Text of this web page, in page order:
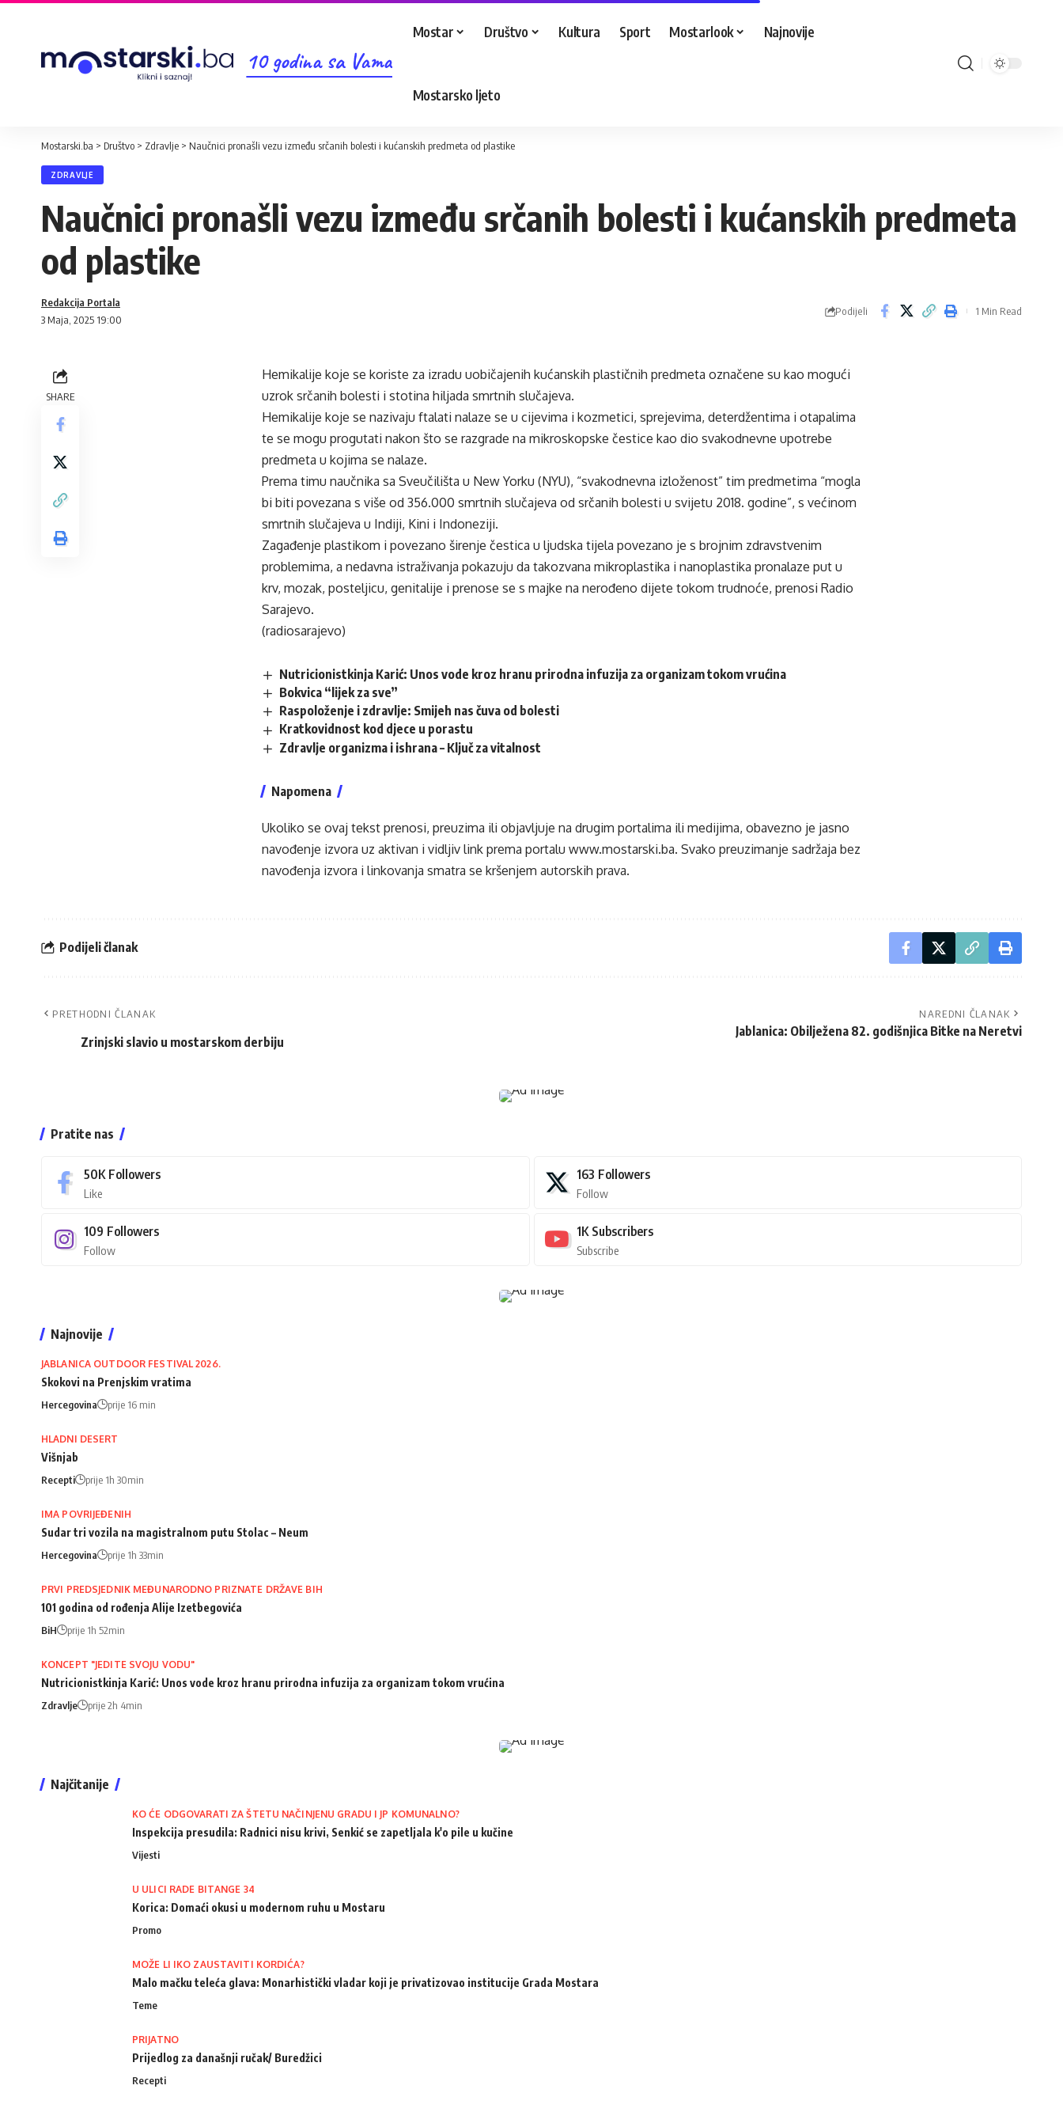
10 godina sa Vama
Mostar Društvo Kultura Sport Mostarlook Najnovije
Mostarsko ljeto
Mostarski.ba > Društvo > Zdravlje > Naučnici pronašli vezu između srčanih bolesti i kućanskih predmeta od plastike
ZDRAVLJE
Naučnici pronašli vezu između srčanih bolesti i kućanskih predmeta
od plastike
3 Maja, 2025 19:00
Redakcija Portala
Podijeli 1 Min Read
SHARE
Hemikalije koje se koriste za izradu uobičajenih kućanskih plastičnih predmeta označene su kao mogući
uzrok srčanih bolesti i stotina hiljada smrtnih slučajeva.
Hemikalije koje se nazivaju ftalati nalaze se u cijevima i kozmetici, sprejevima, deterdžentima i otapalima
te se mogu progutati nakon što se razgrade na mikroskopske čestice kao dio svakodnevne upotrebe
predmeta u kojima se nalaze.
Prema timu naučnika sa Sveučilišta u New Yorku (NYU), “svakodnevna izloženost” tim predmetima “mogla
bi biti povezana s više od 356.000 smrtnih slučajeva od srčanih bolesti u svijetu 2018. godine”, s većinom
smrtnih slučajeva u Indiji, Kini i Indoneziji.
Zagađenje plastikom i povezano širenje čestica u ljudska tijela povezano je s brojnim zdravstvenim
problemima, a nedavna istraživanja pokazuju da takozvana mikroplastika i nanoplastika pronalaze put u
krv, mozak, posteljicu, genitalije i prenose se s majke na nerođeno dijete tokom trudnoće, prenosi Radio
Sarajevo.
(radiosarajevo)
Nutricionistkinja Karić: Unos vode kroz hranu prirodna infuzija za organizam tokom vrućina
Bokvica “lijek za sve”
Raspoloženje i zdravlje: Smijeh nas čuva od bolesti
Kratkovidnost kod djece u porastu
Zdravlje organizma i ishrana – Ključ za vitalnost
Napomena
Ukoliko se ovaj tekst prenosi, preuzima ili objavljuje na drugim portalima ili medijima, obavezno je jasno
navođenje izvora uz aktivan i vidljiv link prema portalu www.mostarski.ba. Svako preuzimanje sadržaja bez
navođenja izvora i linkovanja smatra se kršenjem autorskih prava.
Podijeli članak
PRETHODNI ČLANAK
Zrinjski slavio u mostarskom derbiju
NAREDNI ČLANAK
Jablanica: Obilježena 82. godišnjica Bitke na Neretvi
Pratite nas
50K Followers
Like
163 Followers
Follow
109 Followers
Follow
1K Subscribers
Subscribe
Najnovije
JABLANICA OUTDOOR FESTIVAL 2026.
Skokovi na Prenjskim vratima
Hercegovina prije 16 min
HLADNI DESERT
Višnjab
Recepti prije 1h 30min
IMA POVRIJEĐENIH
Sudar tri vozila na magistralnom putu Stolac – Neum
Hercegovina prije 1h 33min
PRVI PREDSJEDNIK MEĐUNARODNO PRIZNATE DRŽAVE BIH
101 godina od rođenja Alije Izetbegovića
BiH prije 1h 52min
KONCEPT "JEDITE SVOJU VODU"
Nutricionistkinja Karić: Unos vode kroz hranu prirodna infuzija za organizam tokom vrućina
Zdravlje prije 2h 4min
Najčitanije
KO ĆE ODGOVARATI ZA ŠTETU NAČINJENU GRADU I JP KOMUNALNO?
Inspekcija presudila: Radnici nisu krivi, Senkić se zapetljala k'o pile u kučine
Vijesti
U ULICI RADE BITANGE 34
Korica: Domaći okusi u modernom ruhu u Mostaru
Promo
MOŽE LI IKO ZAUSTAVITI KORDIĆA?
Malo mačku teleća glava: Monarhistički vladar koji je privatizovao institucije Grada Mostara
Teme
PRIJATNO
Prijedlog za današnji ručak/ Buredžici
Recepti